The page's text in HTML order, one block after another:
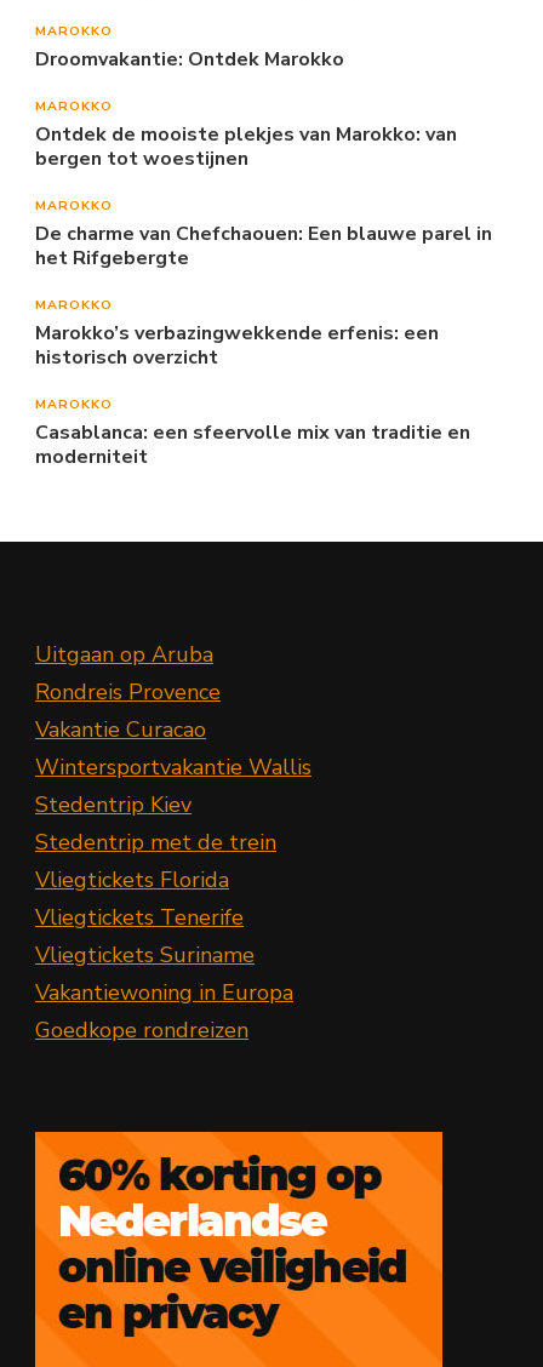
MAROKKO
Droomvakantie: Ontdek Marokko
MAROKKO
Ontdek de mooiste plekjes van Marokko: van
bergen tot woestijnen
MAROKKO
De charme van Chefchaouen: Een blauwe parel in
het Rifgebergte
MAROKKO
Marokko’s verbazingwekkende erfenis: een
historisch overzicht
MAROKKO
Casablanca: een sfeervolle mix van traditie en
moderniteit
Uitgaan op Aruba
Rondreis Provence
Vakantie Curacao
Wintersportvakantie Wallis
Stedentrip Kiev
Stedentrip met de trein
Vliegtickets Florida
Vliegtickets Tenerife
Vliegtickets Suriname
Vakantiewoning in Europa
Goedkope rondreizen